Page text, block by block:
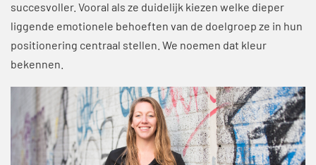
succesvoller. Vooral als ze duidelijk kiezen welke dieper
liggende emotionele behoeften van de doelgroep ze in hun
positionering centraal stellen. We noemen dat kleur
bekennen.